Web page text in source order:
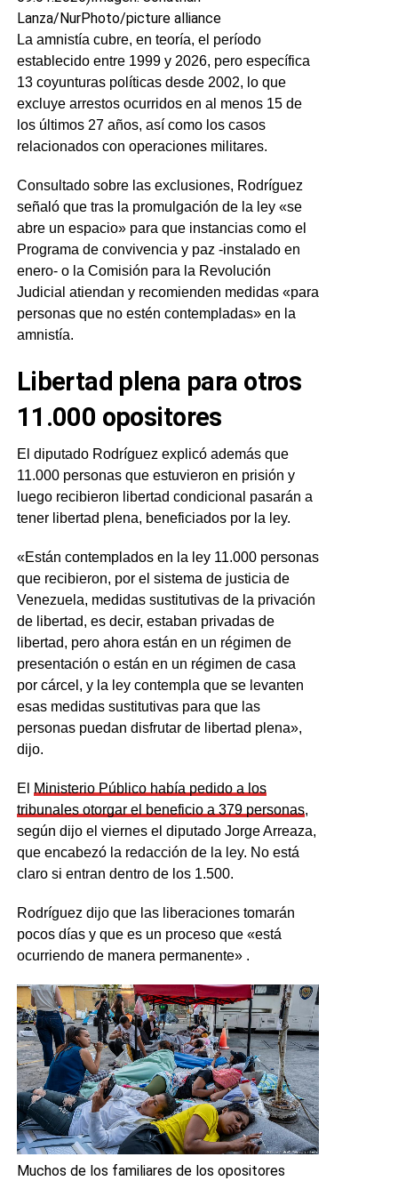
Lanza/NurPhoto/picture alliance
La amnistía cubre, en teoría, el período
establecido entre 1999 y 2026, pero específica
13 coyunturas políticas desde 2002, lo que
excluye arrestos ocurridos en al menos 15 de
los últimos 27 años, así como los casos
relacionados con operaciones militares.
Consultado sobre las exclusiones, Rodríguez
señaló que tras la promulgación de la ley «se
abre un espacio» para que instancias como el
Programa de convivencia y paz -instalado en
enero- o la Comisión para la Revolución
Judicial atiendan y recomienden medidas «para
personas que no estén contempladas» en la
amnistía.
Libertad plena para otros
11.000 opositores
El diputado Rodríguez explicó además que
11.000 personas que estuvieron en prisión y
luego recibieron libertad condicional pasarán a
tener libertad plena, beneficiados por la ley.
«Están contemplados en la ley 11.000 personas
que recibieron, por el sistema de justicia de
Venezuela, medidas sustitutivas de la privación
de libertad, es decir, estaban privadas de
libertad, pero ahora están en un régimen de
presentación o están en un régimen de casa
por cárcel, y la ley contempla que se levanten
esas medidas sustitutivas para que las
personas puedan disfrutar de libertad plena»,
dijo.
El
Ministerio Público había pedido a los
tribunales otorgar el beneficio a 379 personas,
según dijo el viernes el diputado Jorge Arreaza,
que encabezó la redacción de la ley. No está
claro si entran dentro de los 1.500.
Rodríguez dijo que las liberaciones tomarán
pocos días y que es un proceso que «está
ocurriendo de manera permanente» .
Muchos de los familiares de los opositores